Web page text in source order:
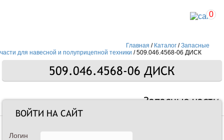
0
Главная / Каталог /Запасные
части для навесной и полуприцепной техники /509.046.4568-06 ДИСК
509.046.4568-06 ДИСК
Запасные части
ВОЙТИ НА САЙТ
Логин